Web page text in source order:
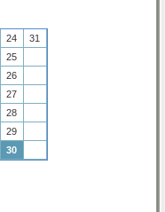
24
31
25
26
27
28
29
30